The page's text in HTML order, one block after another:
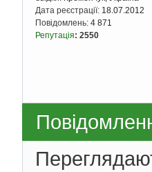
Дата реєстрації: 18.07.2012
Повідомлень: 4 871
Репутація: 2550